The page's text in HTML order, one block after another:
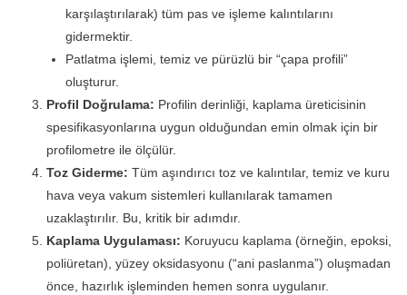
karşılaştırılarak) tüm pas ve işleme kalıntılarını
gidermektir.
Patlatma işlemi, temiz ve pürüzlü bir “çapa profili”
oluşturur.
Profil Doğrulama: Profilin derinliği, kaplama üreticisinin
spesifikasyonlarına uygun olduğundan emin olmak için bir
profilometre ile ölçülür.
Toz Giderme: Tüm aşındırıcı toz ve kalıntılar, temiz ve kuru
hava veya vakum sistemleri kullanılarak tamamen
uzaklaştırılır. Bu, kritik bir adımdır.
Kaplama Uygulaması: Koruyucu kaplama (örneğin, epoksi,
poliüretan), yüzey oksidasyonu (“ani paslanma”) oluşmadan
önce, hazırlık işleminden hemen sonra uygulanır.